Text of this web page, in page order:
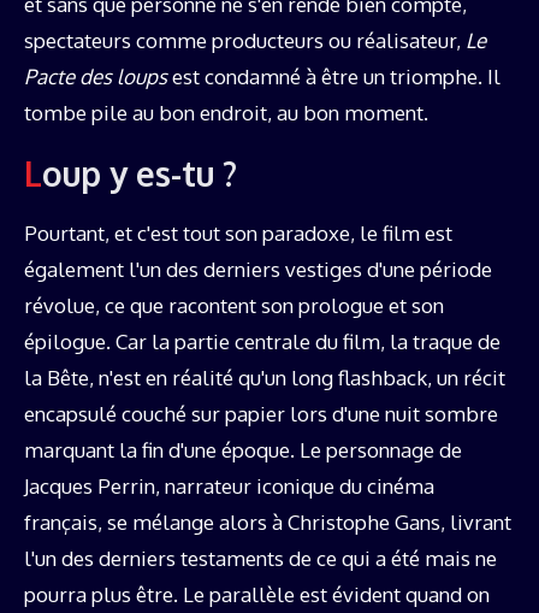
spectateurs comme producteurs ou réalisateur, Le
Pacte des loupsest condamné à être un triomphe. Il
tombe pile au bon endroit, au bon moment.
Loup y es-tu ?
Pourtant, et c'est tout son paradoxe, le film est
également l'un des derniers vestiges d'une période
révolue, ce que racontent son prologue et son
épilogue. Car la partie centrale du film, la traque de
la Bête, n'est en réalité qu'un long flashback, un récit
encapsulé couché sur papier lors d'une nuit sombre
marquant la fin d'une époque. Le personnage de
Jacques Perrin, narrateur iconique du cinéma
français, se mélange alors à Christophe Gans, livrant
l'un des derniers testaments de ce qui a été mais ne
pourra plus être. Le parallèle est évident quand on